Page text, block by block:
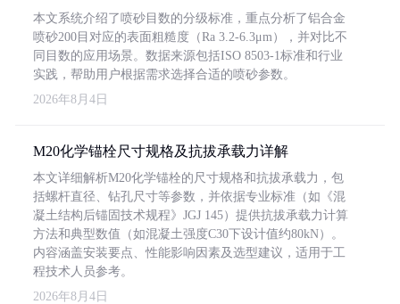
本文系统介绍了喷砂目数的分级标准，重点分析了铝合金
喷砂200目对应的表面粗糙度（Ra 3.2-6.3μm），并对比不
同目数的应用场景。数据来源包括ISO 8503-1标准和行业
实践，帮助用户根据需求选择合适的喷砂参数。
2026年8月4日
M20化学锚栓尺寸规格及抗拔承载力详解
本文详细解析M20化学锚栓的尺寸规格和抗拔承载力，包
括螺杆直径、钻孔尺寸等参数，并依据专业标准（如《混
凝土结构后锚固技术规程》JGJ 145）提供抗拔承载力计算
方法和典型数值（如混凝土强度C30下设计值约80kN）。
内容涵盖安装要点、性能影响因素及选型建议，适用于工
程技术人员参考。
2026年8月4日